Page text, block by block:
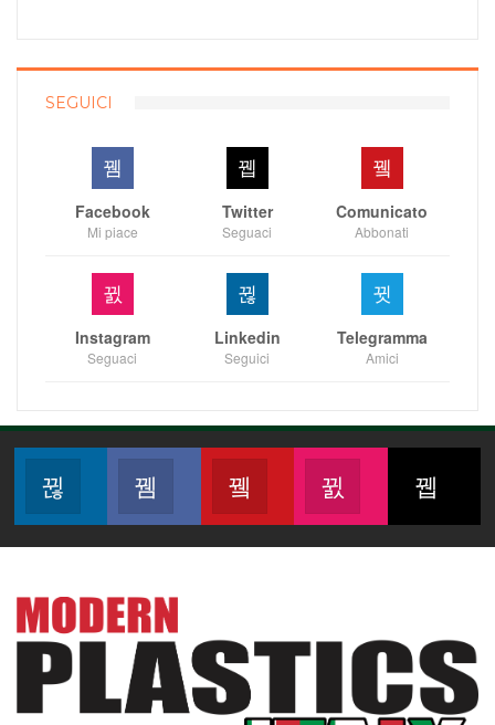
SEGUICI
Facebook
Mi piace
Twitter
Seguaci
Comunicato
Abbonati
Instagram
Seguaci
Linkedin
Seguici
Telegramma
Amici
Linkedin
Seguici
Facebook
Unisciti a noi su Facebook
Comunicato
Unisciti a noi su YouTube
Instagram
Seguici su